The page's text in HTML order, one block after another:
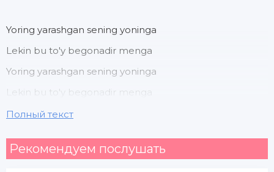
Yoring yarashgan sening yoninga
Lekin bu to'y begonadir menga
Yoring yarashgan sening yoninga
Lekin bu to'y begonadir menga
Vafoli bo'l yoringa bevafodur san manga
Полный текст
Рекомендуем послушать